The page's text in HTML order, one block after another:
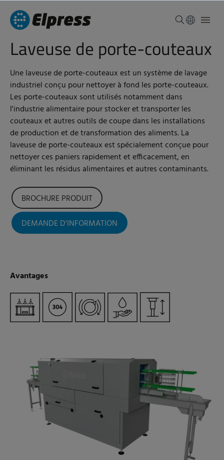
Laveuse de porte-couteaux
Une laveuse de porte-couteaux est un système de lavage
industriel conçu pour nettoyer à fond les porte-couteaux.
Les porte-couteaux sont utilisés notamment dans
l'industrie alimentaire pour stocker et transporter les
couteaux et autres outils de coupe dans les installations
de production et de transformation des aliments. La
laveuse de porte-couteaux est spécialement conçue pour
nettoyer ces paniers rapidement et efficacement, en
éliminant les résidus alimentaires et autres contaminants.
BROCHURE PRODUIT
DEMANDE D'INFORMATION
Avantages